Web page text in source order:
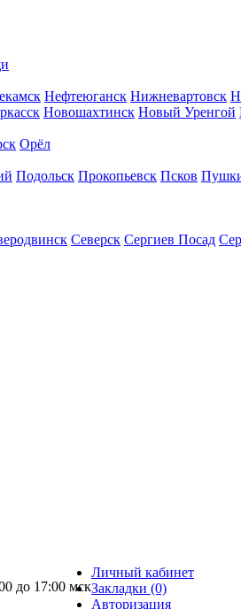
Нефтеюганск Нижневартовск
Новошахтинск Новый Уренгой
Орёл
Подольск Прокопьевск Псков
Северск Сергиев Посад
до 17:00 мск
Личный кабинет
Закладки (0)
Авторизация